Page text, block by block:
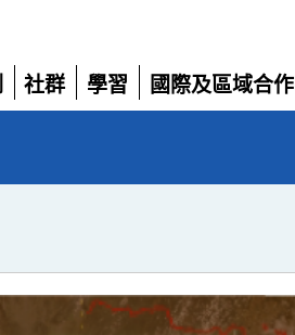
社群
展
學習
展
國際及區域合作
展